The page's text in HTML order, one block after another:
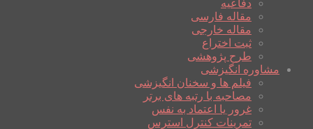
دفاعیه
مقاله فارسی
مقاله خارجی
ثبت اختراع
طرح پژوهشی
مشاوره انگیزشی
فیلم ها و سخنان انگیزشی
مصاحبه با رتبه های برتر
غرور یا اعتماد به نفس
تمرینات کنترل استرس